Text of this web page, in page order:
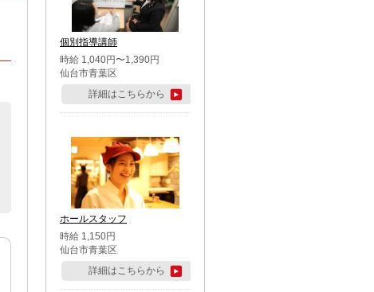
個別指導講師
時給 1,040円〜1,390円
仙台市青葉区
詳細はこちらから
ホールスタッフ
時給 1,150円
仙台市青葉区
詳細はこちらから